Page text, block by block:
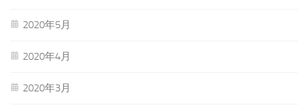
2020年5月
2020年4月
2020年3月